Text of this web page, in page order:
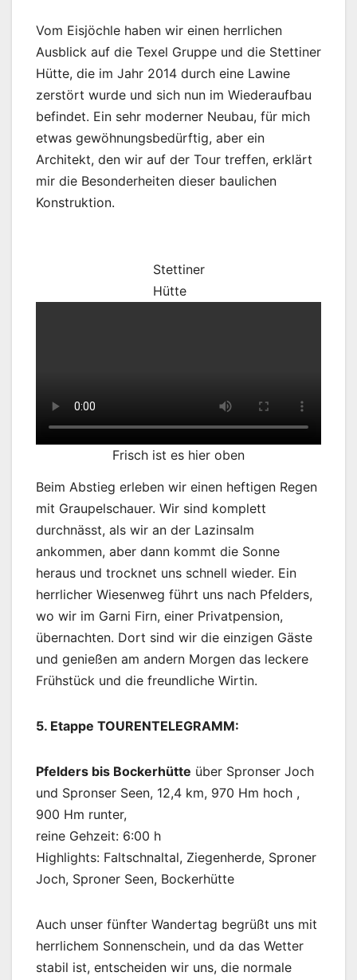
Vom Eisjöchle haben wir einen herrlichen
Ausblick auf die Texel Gruppe und die Stettiner
Hütte, die im Jahr 2014 durch eine Lawine
zerstört wurde und sich nun im Wiederaufbau
befindet. Ein sehr moderner Neubau, für mich
etwas gewöhnungsbedürftig, aber ein
Architekt, den wir auf der Tour treffen, erklärt
mir die Besonderheiten dieser baulichen
Konstruktion.
Stettiner
Hütte
Frisch ist es hier oben
Beim Abstieg erleben wir einen heftigen Regen
mit Graupelschauer. Wir sind komplett
durchnässt, als wir an der Lazinsalm
ankommen, aber dann kommt die Sonne
heraus und trocknet uns schnell wieder. Ein
herrlicher Wiesenweg führt uns nach Pfelders,
wo wir im Garni Firn, einer Privatpension,
übernachten. Dort sind wir die einzigen Gäste
und genießen am andern Morgen das leckere
Frühstück und die freundliche Wirtin.
5. Etappe TOURENTELEGRAMM:
Pfelders bis Bockerhütte über Spronser Joch
und Spronser Seen, 12,4 km, 970 Hm hoch ­,
900 Hm runter,
reine Gehzeit: 6:00 h
Highlights: Faltschnaltal, Ziegenherde, Sproner
Joch, Sproner Seen, Bockerhütte
Auch unser fünfter Wandertag begrüßt uns mit
herrlichem Sonnenschein, und da das Wetter
stabil ist, entscheiden wir uns, die normale